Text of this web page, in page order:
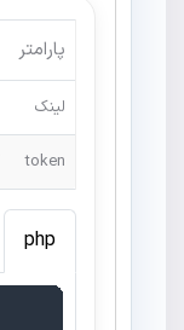
پارامتر
لینک
token
php